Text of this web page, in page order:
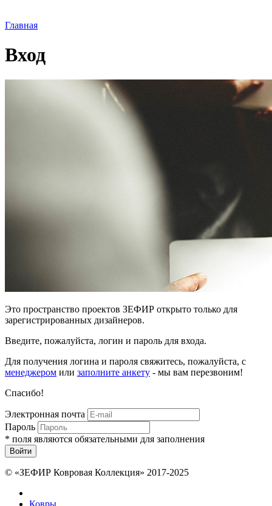
Главная
Вход
Это пространство проектов ЗЕФИР открыто только для
зарегистрированных дизайнеров.
Введите, пожалуйста, логин и пароль для входа.
Для получения логина и пароля свяжитесь, пожалуйста, с
менеджером или заполните анкету - мы вам перезвоним!
Спасибо!
Электронная почта
Пароль
* поля являются обязательными для заполнения
Войти
© «ЗЕФИР Ковровая Коллекция» 2017-2025
Ковры